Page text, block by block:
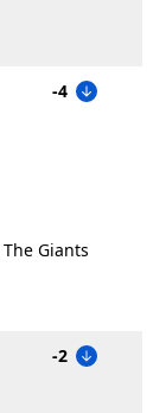
-4
Giants
-2